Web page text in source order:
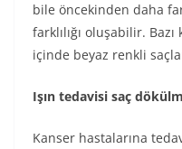
bile öncekinden daha
farklılığı oluşabilir.
içinde beyaz renkli
Işın tedavisi saç
Kanser hastalarına